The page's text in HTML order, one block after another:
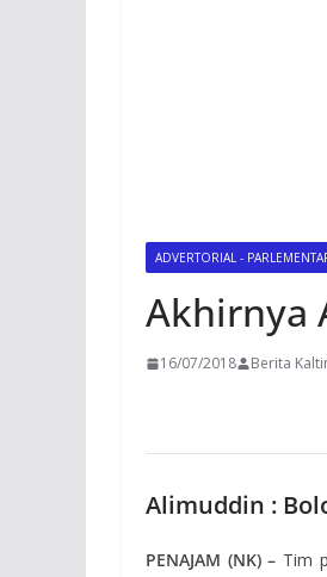
ADVERTORIAL -
Akhirnya
16/07/2018 Berita
Alimuddin :
PENAJAM (NK) – Tim